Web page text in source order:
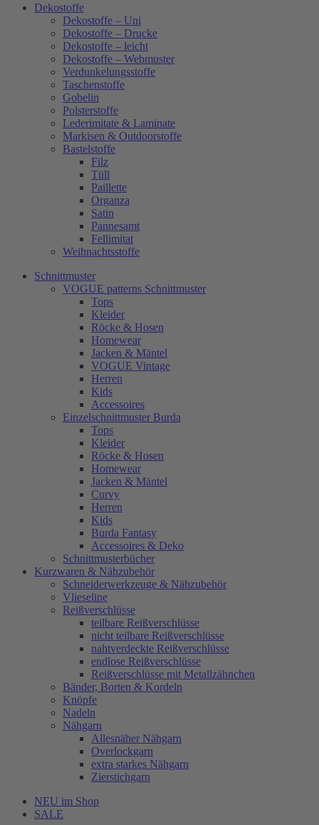
Dekostoffe
Dekostoffe – Uni
Dekostoffe – Drucke
Dekostoffe – leicht
Dekostoffe – Webmuster
Verdunkelungsstoffe
Taschenstoffe
Gobelin
Polsterstoffe
Lederimitate & Laminate
Markisen & Outdoorstoffe
Bastelstoffe
Filz
Tüll
Paillette
Organza
Satin
Pannesamt
Fellimitat
Weihnachtsstoffe
Schnittmuster
VOGUE patterns Schnittmuster
Tops
Kleider
Röcke & Hosen
Homewear
Jacken & Mäntel
VOGUE Vintage
Herren
Kids
Accessoires
Einzelschnittmuster Burda
Tops
Kleider
Röcke & Hosen
Homewear
Jacken & Mäntel
Curvy
Herren
Kids
Burda Fantasy
Accessoires & Deko
Schnittmusterbücher
Kurzwaren & Nähzubehör
Schneiderwerkzeuge & Nähzubehör
Vlieseline
Reißverschlüsse
teilbare Reißverschlüsse
nicht teilbare Reißverschlüsse
nahtverdeckte Reißverschlüsse
endlose Reißverschlüsse
Reißverschlüsse mit Metallzähnchen
Bänder, Borten & Kordeln
Knöpfe
Nadeln
Nähgarn
Allesnäher Nähgarn
Overlockgarn
extra starkes Nähgarn
Zierstichgarn
NEU im Shop
SALE